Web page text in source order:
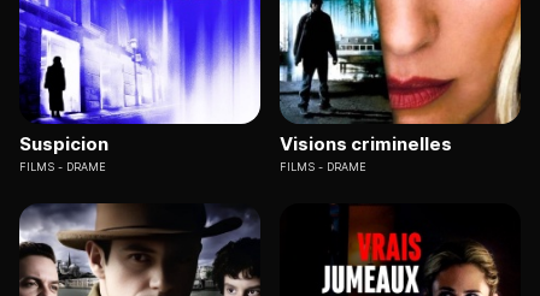
Suspicion
FILMS DRAME
Visions criminelles
FILMS DRAME